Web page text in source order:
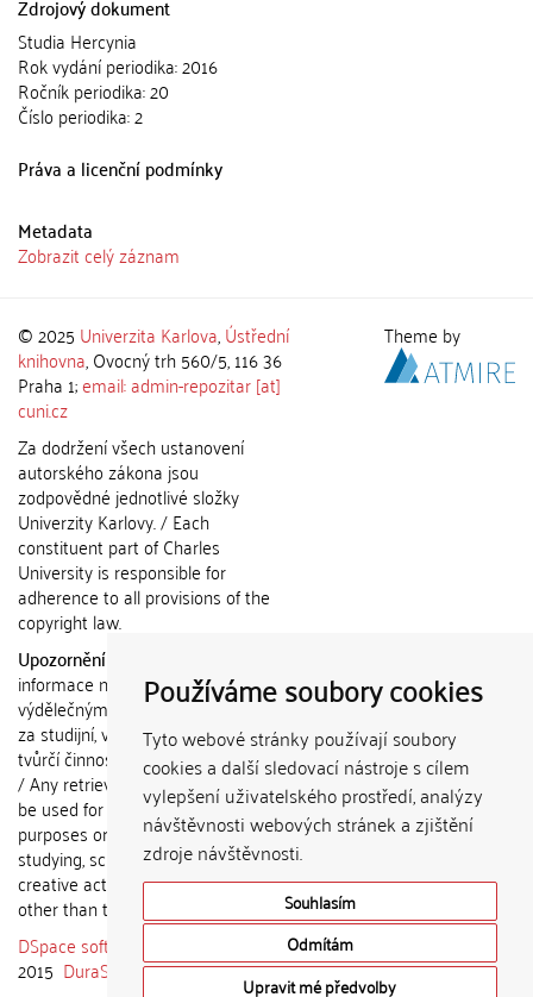
Používáme soubory cookies
Tyto webové stránky používají soubory
cookies a další sledovací nástroje s cílem
vylepšení uživatelského prostředí, analýzy
návštěvnosti webových stránek a zjištění
zdroje návštěvnosti.
Souhlasím
Odmítám
Upravit mé předvolby
Zdrojový dokument
Studia Hercynia
Rok vydání periodika: 2016
Ročník periodika: 20
Číslo periodika: 2
Práva a licenční podmínky
Metadata
Zobrazit celý záznam
© 2025 Univerzita Karlova,Ústřední
knihovna, Ovocný trh 560/5, 116 36
Praha 1;email: admin-repozitar [at]
cuni.cz
Za dodržení všech ustanovení
autorského zákona jsou
zodpovědné jednotlivé složky
Univerzity Karlovy. / Each
constituent part of Charles
University is responsible for
adherence to all provisions of the
copyright law.
Upozornění / Notice:
informace nemohou být použity k
výdělečným účelům nebo vydávány
za studijní, vědeckou nebo jinou
tvůrčí činnost jiné osoby než autora.
/ Any retrieved information shall not
be used for any commercial
purposes or claimed as results of
studying, scientific or any other
creative activities of any person
other than the author.
DSpace software
copyright © 2002-
2015 DuraSpace
Theme by